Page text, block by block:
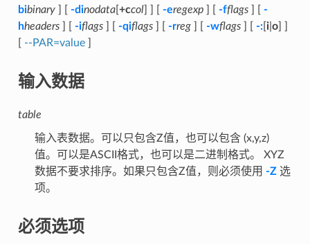
bibinary] [ -dinodata[ +ccol] ] [ -eregexp] [ -fflags] [ -
hheaders] [ -iflags] [ -qiflags] [ -rreg] [ -wflags] [ -:[ i| o] ]
--PAR=value]
输入数据
table
输入表数据。可以只包含Z值，也可以包含 (x,y,z)
值。可以是ASCII格式，也可以是二进制格式。 XYZ
数据不要求排序。如果只包含Z值，则必须使用 -Z选
项。
必须选项